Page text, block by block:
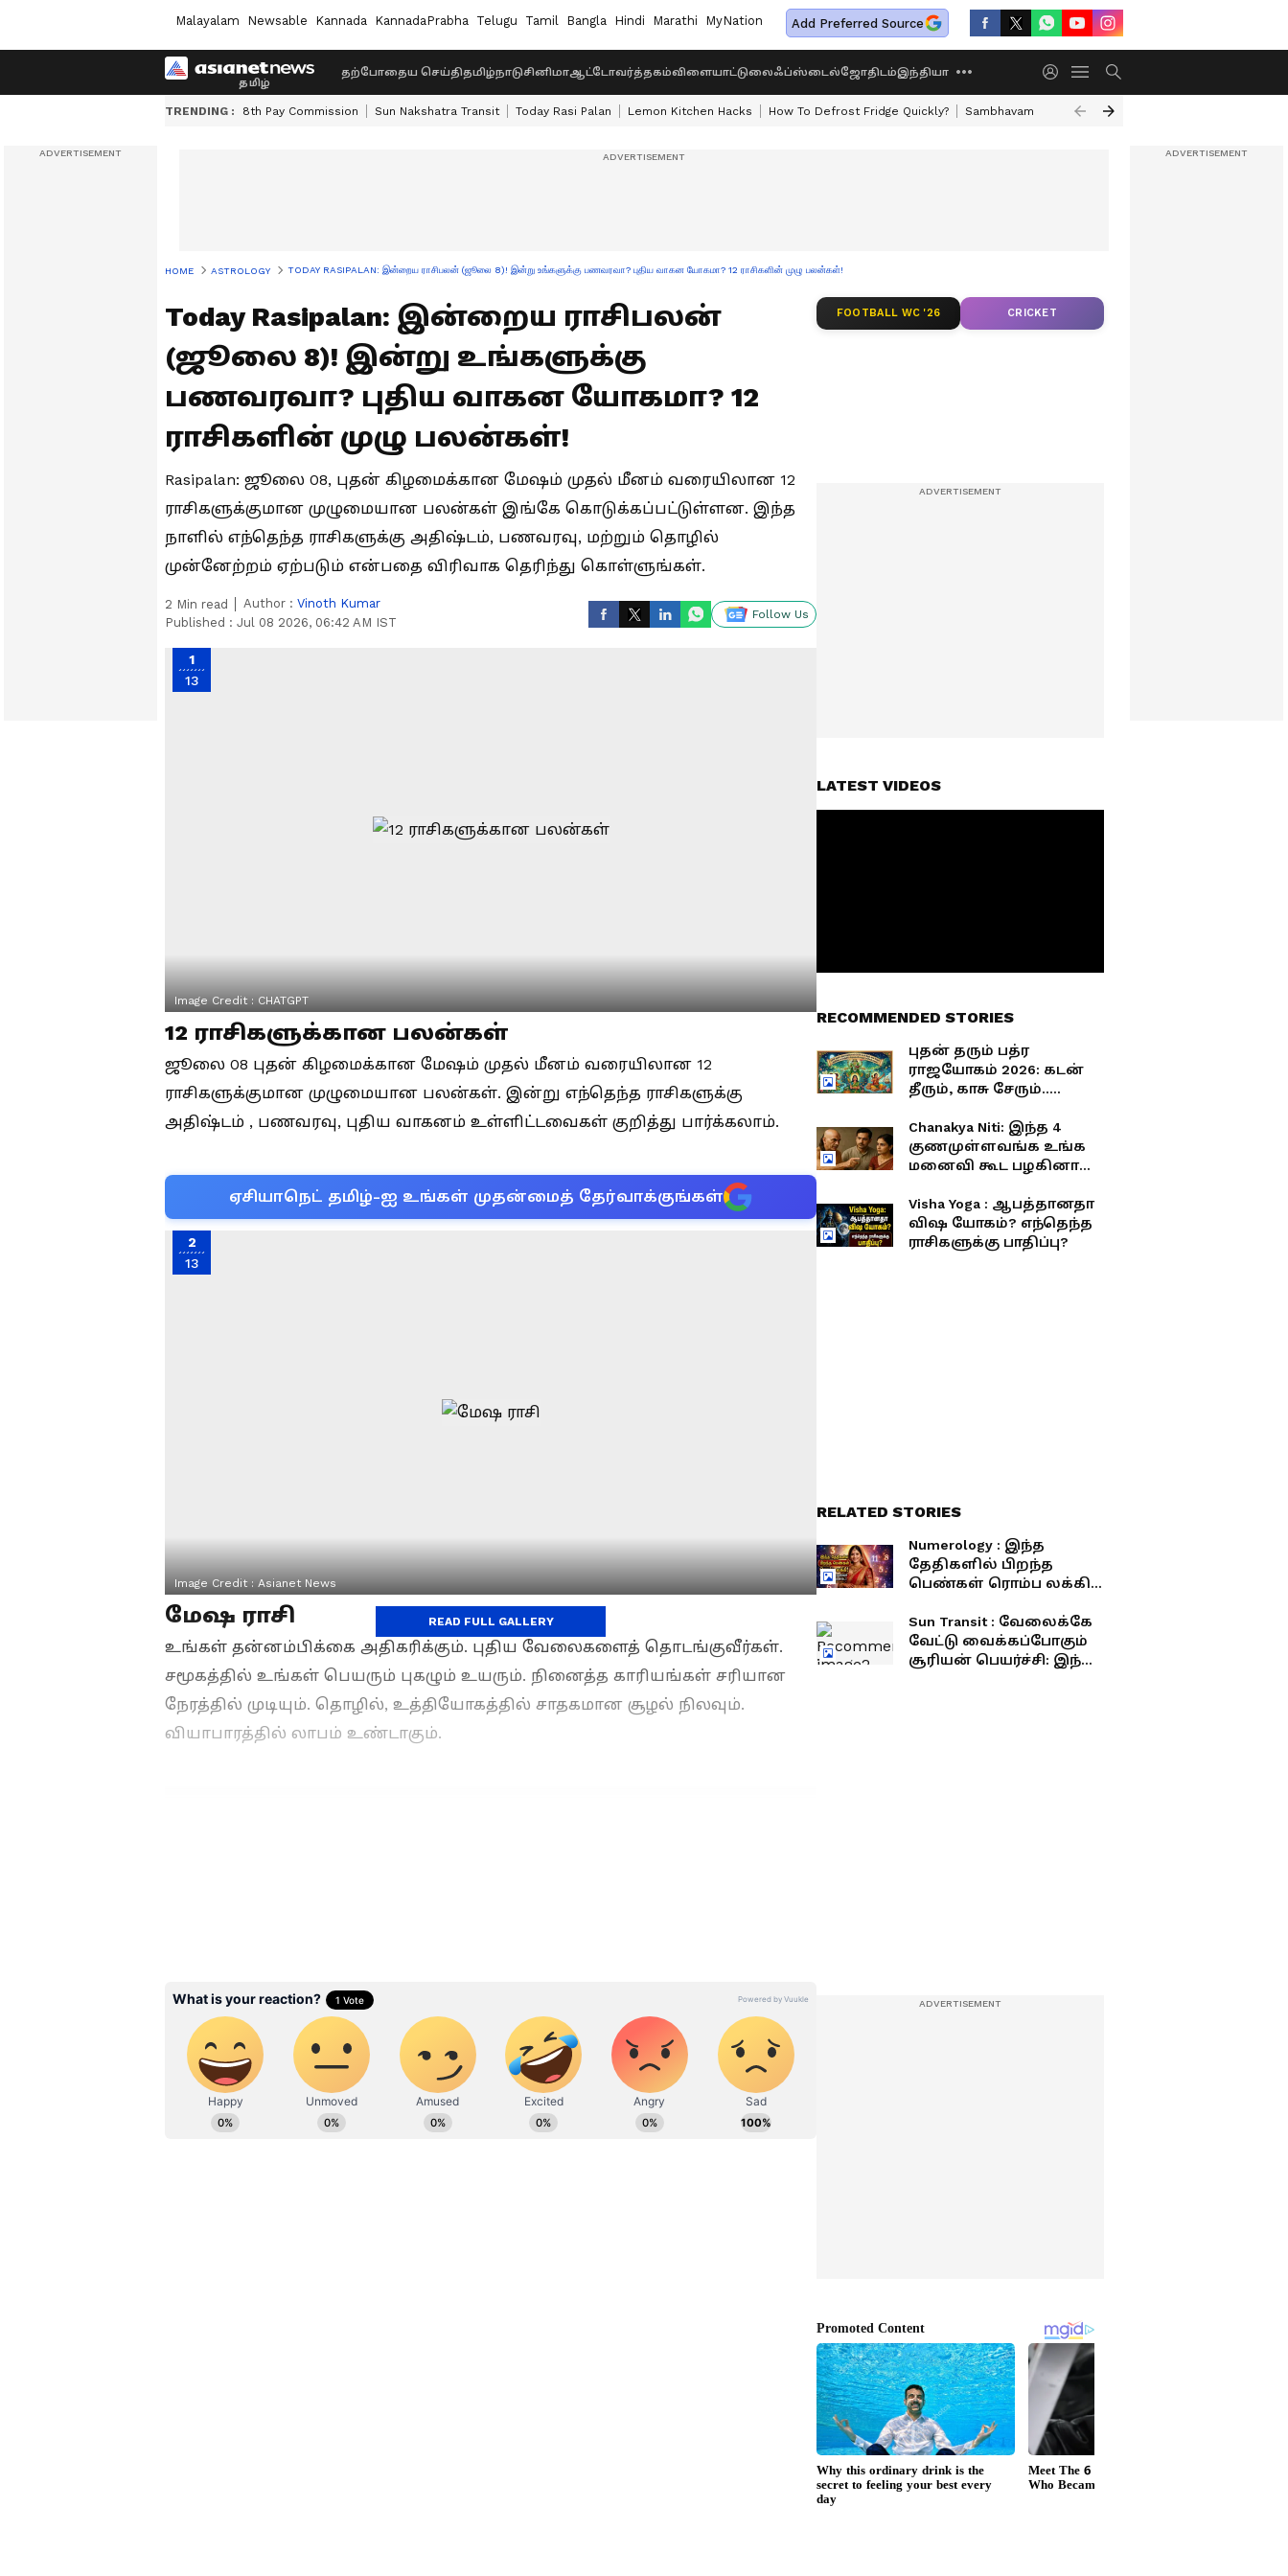
Malayalam Newsable Kannada KannadaPrabha Telugu Tamil Bangla Hindi Marathi MyNation Add Preferred Source
தற்போதைய செய்திதமிழ்நாடுசினிமாஆட்டோவர்த்தகம்விளையாட்டுலைஃப்ஸ்டைல்ஜோதிடம்இந்தியா
TRENDING : 8th Pay Commission Sun Nakshatra Transit Today Rasi Palan Lemon Kitchen Hacks How To Defrost Fridge Quickly? Sambhavam Adhyayam Onnu OTT
HOME ASTROLOGY TODAY RASIPALAN: இன்றைய ராசிபலன் (ஜூலை 8)! இன்று உங்களுக்கு பணவரவா? புதிய வாகன யோகமா? 12 ராசிகளின் முழு பலன்கள்!
Today Rasipalan: இன்றைய ராசிபலன்
(ஜூலை 8)! இன்று உங்களுக்கு
பணவரவா? புதிய வாகன யோகமா? 12
ராசிகளின் முழு பலன்கள்!
Rasipalan: ஜூலை 08, புதன் கிழமைக்கான மேஷம் முதல் மீனம் வரையிலான 12
ராசிகளுக்குமான முழுமையான பலன்கள் இங்கே கொடுக்கப்பட்டுள்ளன. இந்த
நாளில் எந்தெந்த ராசிகளுக்கு அதிஷ்டம், பணவரவு, மற்றும் தொழில்
முன்னேற்றம் ஏற்படும் என்பதை விரிவாக தெரிந்து கொள்ளுங்கள்.
2 Min read Author : Vinoth Kumar
Published : Jul 08 2026, 06:42 AM IST
Follow Us
1
13
Image Credit : CHATGPT
12 ராசிகளுக்கான பலன்கள்
ஜூலை 08 புதன் கிழமைக்கான மேஷம் முதல் மீனம் வரையிலான 12
ராசிகளுக்குமான முழுமையான பலன்கள். இன்று எந்தெந்த ராசிகளுக்கு
அதிஷ்டம் , பணவரவு, புதிய வாகனம் உள்ளிட்டவைகள் குறித்து பார்க்கலாம்.
ஏசியாநெட் தமிழ்-ஐ உங்கள் முதன்மைத் தேர்வாக்குங்கள்
2
13
Image Credit : Asianet News
மேஷ ராசி
உங்கள் தன்னம்பிக்கை அதிகரிக்கும். புதிய வேலைகளைத் தொடங்குவீர்கள்.
சமூகத்தில் உங்கள் பெயரும் புகழும் உயரும். நினைத்த காரியங்கள் சரியான
நேரத்தில் முடியும். தொழில், உத்தியோகத்தில் சாதகமான சூழல் நிலவும்.
வியாபாரத்தில் லாபம் உண்டாகும்.
READ FULL GALLERY
FOOTBALL WC '26 CRICKET
LATEST VIDEOS
RECOMMENDED STORIES
புதன் தரும் பத்ர
ராஜயோகம் 2026: கடன்
தீரும், காசு சேரும்..
மிதக்கப்போகும் 3
ராசிகள்!
Chanakya Niti: இந்த 4
குணமுள்ளவங்க உங்க
மனைவி கூட பழகினா
கணவர்களே உஷார்!
Visha Yoga : ஆபத்தானதா
விஷ யோகம்? எந்தெந்த
ராசிகளுக்கு பாதிப்பு?
RELATED STORIES
Numerology : இந்த
தேதிகளில் பிறந்த
பெண்கள் ரொம்ப லக்கி!
ஆக்கிடுவாங்களாம்..!
Sun Transit : வேலைக்கே
வேட்டு வைக்கப்போகும்
சூரியன் பெயர்ச்சி: இந்த